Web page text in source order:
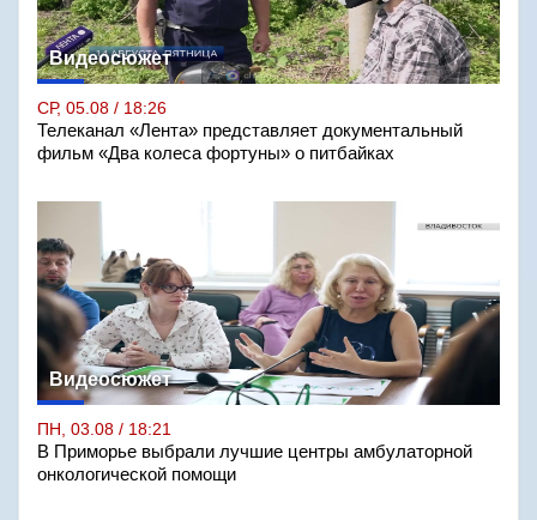
Видеосюжет
СР, 05.08 / 18:26
Телеканал «Лента» представляет документальный
фильм «Два колеса фортуны» о питбайках
Видеосюжет
ПН, 03.08 / 18:21
В Приморье выбрали лучшие центры амбулаторной
онкологической помощи